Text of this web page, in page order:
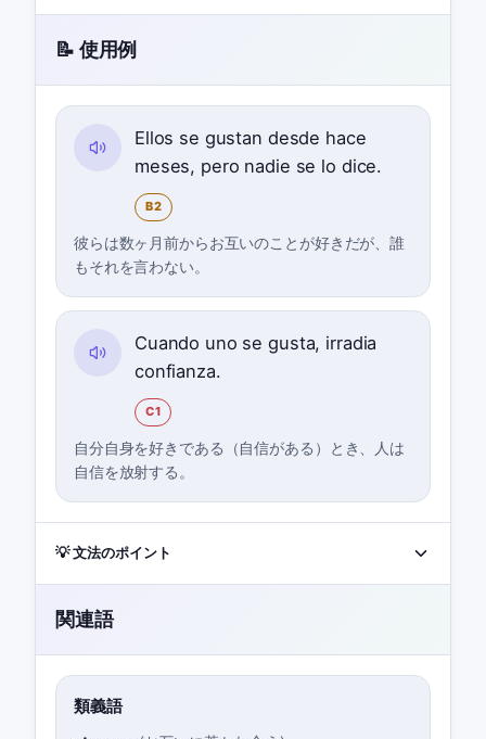
📝 使用例
Ellos se gustan desde hace
meses, pero nadie se lo dice.
B2
彼らは数ヶ月前からお互いのことが好きだが、誰
もそれを言わない。
Cuando uno se gusta, irradia
confianza.
C1
自分自身を好きである（自信がある）とき、人は
自信を放射する。
💡 文法のポイント
関連語
類義語